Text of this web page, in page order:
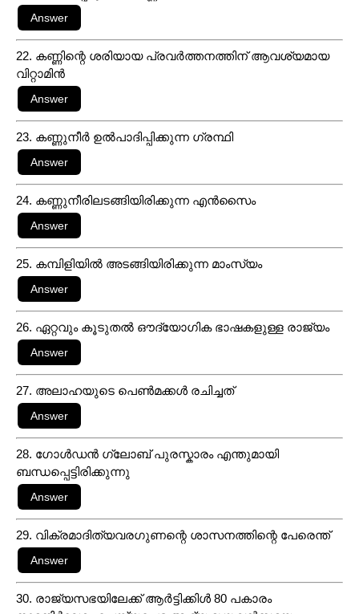
22. കണ്ണിന്റെ ശരിയായ പ്രവർത്തനത്തിന് ആവശ്യമായ
വിറ്റാമിൻ
23. കണ്ണുനീർ ഉൽപാദിപ്പിക്കുന്ന ഗ്രന്ഥി
24. കണ്ണുനീരിലടങ്ങിയിരിക്കുന്ന എൻസൈം
25. കമ്പിളിയിൽ അടങ്ങിയിരിക്കുന്ന മാംസ്യം
26. ഏറ്റവും കൂടുതൽ ഔദ്യോഗിക ഭാഷകളുള്ള രാജ്യം
27. അലാഹയുടെ പെൺമക്കൾ രചിച്ചത്
28. ഗോൾഡൻ ഗ്ലോബ് പുരസ്കാരം എന്തുമായി
ബന്ധപ്പെട്ടിരിക്കുന്നു
29. വിക്രമാദിത്യവരഗുണന്റെ ശാസനത്തിന്റെ പേരെന്ത്
30. രാജ്യസഭയിലേക്ക് ആർട്ടിക്കിൾ 80 പകാരം